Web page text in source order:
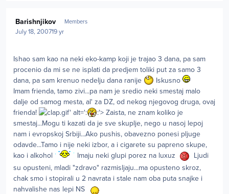
Barishnjikov Members
July 18, 200719 yr
Ishao sam kao na neki eko-kamp koji je trajao 3 dana, pa sam
procenio da mi se ne isplati da predjem toliki put za samo 3
dana, pa sam krenuo nedelju dana ranije
Iskusno
Imam frienda, tamo zivi...pa nam je sredio neki smestaj malo
dalje od samog mesta, al' za DZ, od nekog njegovog druga, ovaj
frienda!
.gif' alt=':
:'> Zaista, ne znam koliko je
smestaj...Mogu ti kazati da je sve skuplje, nego u nasoj lepoj
nam i evropskoj Srbiji...Ako pushis, obavezno ponesi pljuge
odavde...Tamo i nije neki izbor, a i cigarete su papreno skupe,
kao i alkohol
Imaju neki glupi porez na luxuz
Ljudi
su opusteni, mladi "zdravo" razmisljaju...ma opusteno skroz,
chak smo i stopirali u 2 navrata i stale nam oba puta snajke i
nahvalishe nas lepi NS